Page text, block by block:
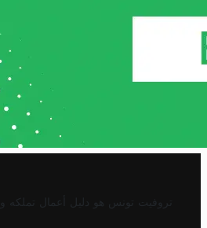
تروفيت تونس هو دليل أعمال تملكه